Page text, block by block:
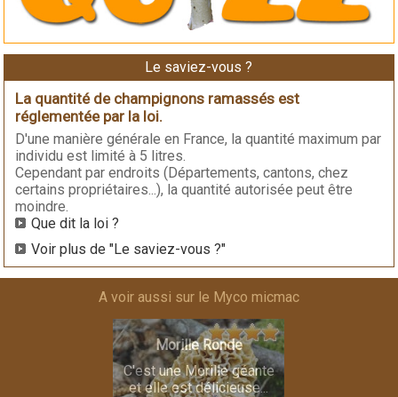
Le saviez-vous ?
La quantité de champignons ramassés est
réglementée par la loi.
D'une manière générale en France, la quantité maximum par
individu est limité à 5 litres.
Cependant par endroits (Départements, cantons, chez
certains propriétaires...), la quantité autorisée peut être
moindre.
Que dit la loi ?
Voir plus de "Le saviez-vous ?"
A voir aussi sur le Myco micmac
Morille Ronde
C'est une Morille géante
et elle est délicieuse...